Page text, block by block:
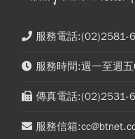
服務電話:(02)2581-
服務時間:週一至週
傳真電話:(02)2531-
服務信箱